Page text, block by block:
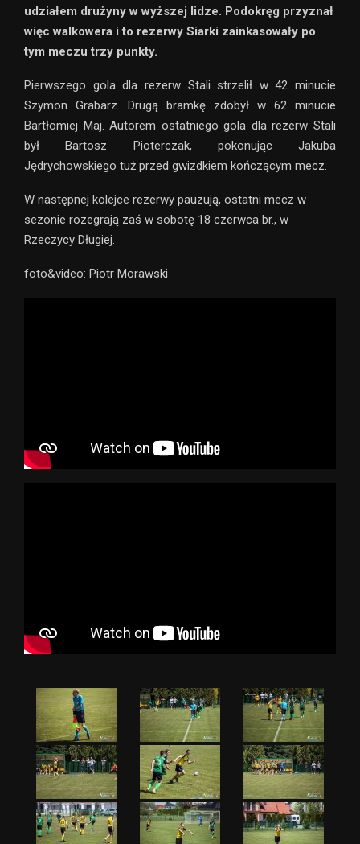
udziałem drużyny w wyższej lidze. Podokręg przyznał
więc walkowera i to rezerwy Siarki zainkasowały po
tym meczu trzy punkty.
Pierwszego gola dla rezerw Stali strzelił w 42 minucie
Szymon Grabarz. Drugą bramkę zdobył w 62 minucie
Bartłomiej Maj. Autorem ostatniego gola dla rezerw Stali
był Bartosz Pioterczak, pokonując Jakuba
Jędrychowskiego tuż przed gwizdkiem kończącym mecz.
W następnej kolejce rezerwy pauzują, ostatni mecz w
sezonie rozegrają zaś w sobotę 18 czerwca br., w
Rzeczycy Długiej.
foto&video: Piotr Morawski